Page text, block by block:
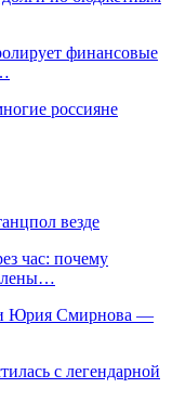
финансовые
россияне
везде
час: почему
Юрия Смирнова —
с легендарной